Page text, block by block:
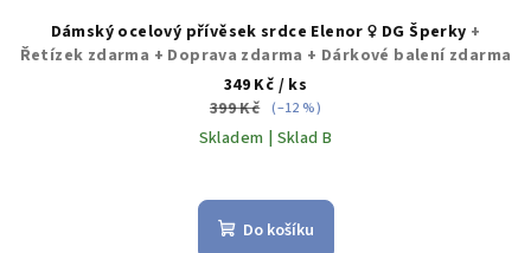
Dámský ocelový přívěsek srdce Elenor ♀️ DG Šperky +
Řetízek zdarma + Doprava zdarma + Dárkové balení zdarma
349 Kč / ks
399 Kč (–12 %)
Skladem | Sklad B
Do košíku